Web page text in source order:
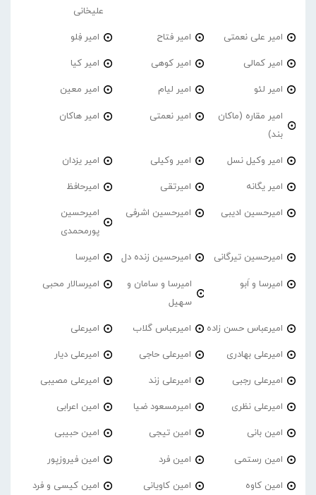
علیخانی
امیر علی نعمتی امیر فتاح امیر فِلو
امیر کمالی امیر کوهی امیر کیا
امیر لئو امیر لیام امیر معین
امیر مقاره (ماکان
بند)
امیر نعمتی امیر هاکان
امیر وکیل نسل امیر وکیلی امیر یزدان
امیر یگانه امیرتقی امیرحافظ
امیرحسین ادیبی امیرحسین اشرفی
امیرحسین
پورمحمدی
امیرحسین تیرگانی امیرحسین زنده دل امیرسا
امیرسا و اَبو
امیرسا و سامان و
سهیل
امیرسالار محبی
امیرعباس حسن زاده امیرعباس گلاب امیرعلی
امیرعلی بهادری امیرعلی حاجی امیرعلی دیار
امیرعلی رجبی امیرعلی زند امیرعلی مصیبی
امیرعلی نظری امیرمسعود ضیا امین اعرابی
امین بانی امین تیجی امین حبیبی
امین رستمی امین فرد امین فیروزپور
امین کاوه امین کاویانی امین کیسی و فرد